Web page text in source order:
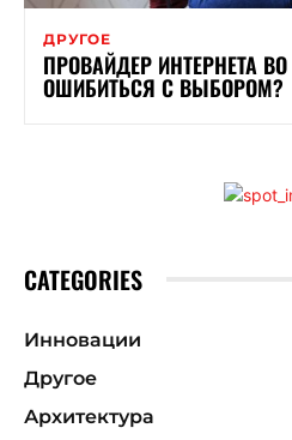
ДРУГОЕ
ПРОВАЙДЕР ИНТЕРНЕТА
ОШИБИТЬСЯ С ВЫБОРОМ?
CATEGORIES
Инновации
Другое
Архитектура